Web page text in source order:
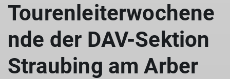
Tourenleiterwochene
nde der DAV-Sektion
Straubing am Arber